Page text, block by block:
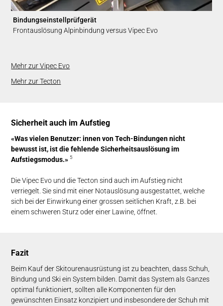
Bindungseinstellprüfgerät
Frontauslösung Alpinbindung versus Vipec Evo
Mehr zur Vipec Evo
Mehr zur Tecton
Sicherheit auch im Aufstieg
«Was vielen Benutzer: innen von Tech-Bindungen nicht
bewusst ist, ist die fehlende Sicherheitsauslösung im
Aufstiegsmodus.» 5
Die Vipec Evo und die Tecton sind auch im Aufstieg nicht
verriegelt. Sie sind mit einer Notauslösung ausgestattet, welche
sich bei der Einwirkung einer grossen seitlichen Kraft, z.B. bei
einem schweren Sturz oder einer Lawine, öffnet.
Fazit
Beim Kauf der Skitourenausrüstung ist zu beachten, dass Schuh,
Bindung und Ski ein System bilden. Damit das System als Ganzes
optimal funktioniert, sollten alle Komponenten für den
gewünschten Einsatz konzipiert und insbesondere der Schuh mit